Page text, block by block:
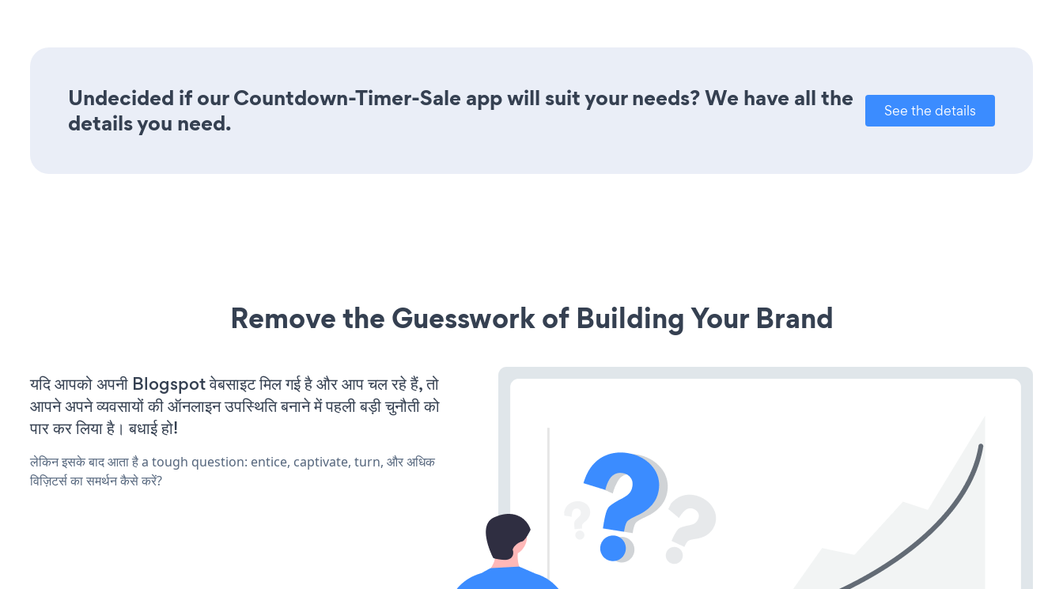
Undecided if our Countdown-Timer-Sale app will suit your needs? We have all the
details you need.
See the details
Remove the Guesswork of Building Your Brand
यदि आपको अपनी Blogspot वेबसाइट मिल गई है और आप चल रहे हैं, तो
आपने अपने व्यवसायों की ऑनलाइन उपस्थिति बनाने में पहली बड़ी चुनौती को
पार कर लिया है। बधाई हो!
लेकिन इसके बाद आता है a tough question: entice, captivate, turn, और अधिक
विज़िटर्स का समर्थन कैसे करें?